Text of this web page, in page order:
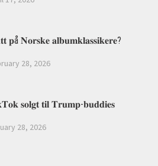
𝐩å 𝐍𝐨𝐫𝐬𝐤𝐞 𝐚𝐥𝐛𝐮𝐦𝐤𝐥𝐚𝐬𝐬𝐢𝐤𝐞𝐫𝐞?
28, 2026
𝐬𝐨𝐥𝐠𝐭 𝐭𝐢𝐥 𝐓𝐫𝐮𝐦𝐩-𝐛𝐮𝐝𝐝𝐢𝐞𝐬
28, 2026